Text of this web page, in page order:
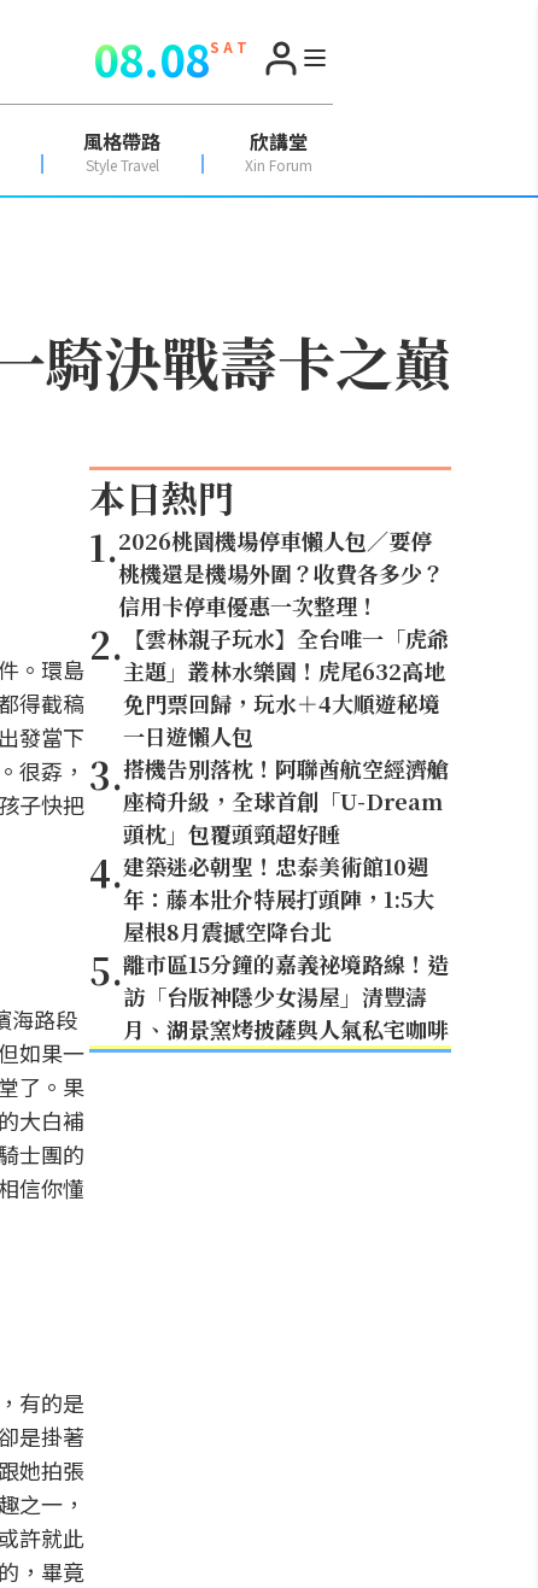
08.08S A T
風格帶路
Style Travel
欣講堂
Xin Forum
騎決戰壽卡之巔
。環島
得截稿
發當下
很孬，
子快把
海路段
如果一
了。果
大白補
士團的
信你懂
有的是
是掛著
她拍張
之一，
許就此
，畢竟
本日熱門
1.2026桃園機場停車懶人包／要停
桃機還是機場外圍？收費各多少？
信用卡停車優惠一次整理！
2. 【雲林親子玩水】全台唯一「虎爺
主題」叢林水樂園！虎尾632高地
免門票回歸，玩水＋4大順遊秘境
一日遊懶人包
3.搭機告別落枕！阿聯酋航空經濟艙
座椅升級，全球首創「U-Dream
頭枕」包覆頭頸超好睡
4.建築迷必朝聖！忠泰美術館10週
年：藤本壯介特展打頭陣，1:5大
屋根8月震撼空降台北
5.離市區15分鐘的嘉義祕境路線！造
訪「台版神隱少女湯屋」清豐濤
月、湖景窯烤披薩與人氣私宅咖啡